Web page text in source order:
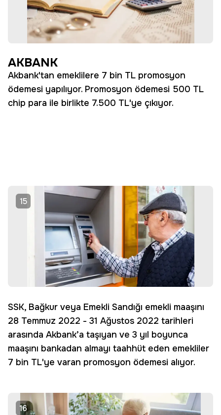
AKBANK
Akbank'tan emeklilere 7 bin TL promosyon
ödemesi yapılıyor. Promosyon ödemesi 500 TL
chip para ile birlikte 7.500 TL'ye çıkıyor.
15
SSK, Bağkur veya Emekli Sandığı emekli maaşını
28 Temmuz 2022 - 31 Ağustos 2022 tarihleri
arasında Akbank’a taşıyan ve 3 yıl boyunca
maaşını bankadan almayı taahhüt eden emekliler
7 bin TL'ye varan promosyon ödemesi alıyor.
16